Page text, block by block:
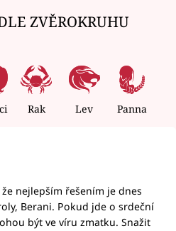
ZVĚROKRUHU
Rak Lev Panna
nejlepším řešením je dnes
Berani. Pokud jde o srdeční
být ve víru zmatku. Snažit